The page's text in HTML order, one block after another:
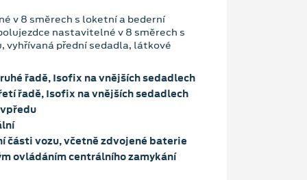
v 8 směrech s loketní a bederní
nastavitelné v 8 směrech s
vyhřívaná přední sedadla, látkové
řadě, Isofix na vnějších sedadlech
řadě, Isofix na vnějších sedadlech
části vozu, včetně zdvojené baterie
ovládáním centrálního zamykání